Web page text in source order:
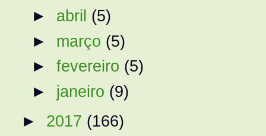
► abril (5)
► março (5)
►fevereiro (5)
► janeiro (9)
► 2017 (166)